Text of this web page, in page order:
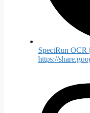
SpectRun OCR
https://